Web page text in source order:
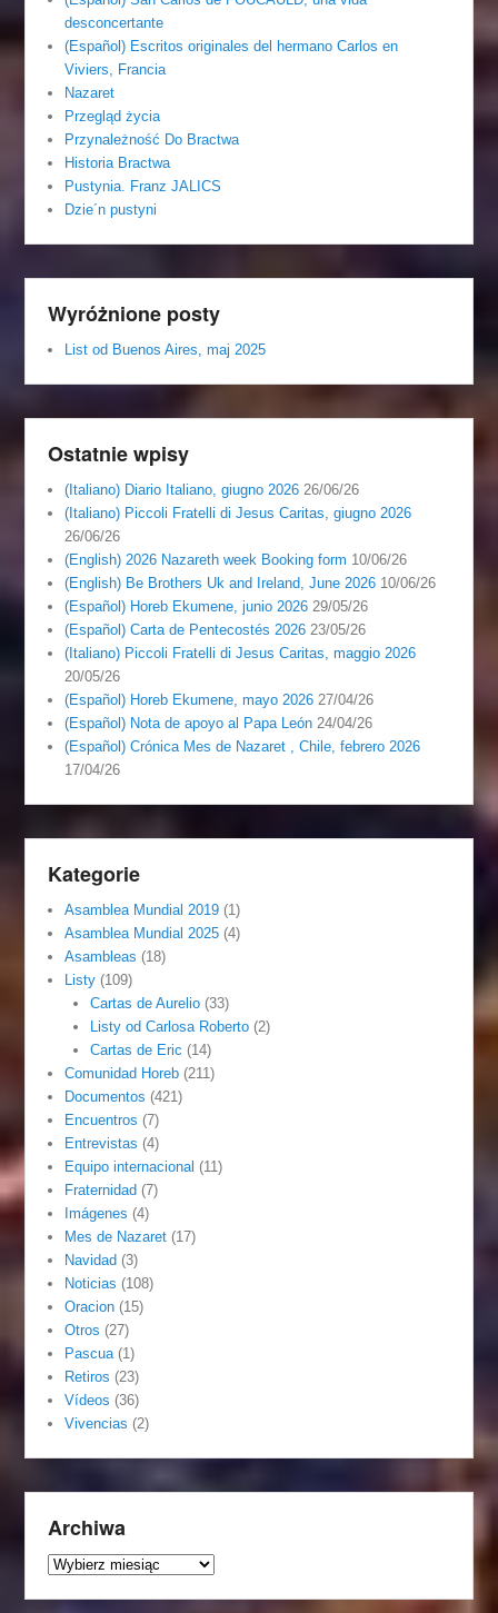
desconcertante
(Español) Escritos originales del hermano Carlos en
Viviers, Francia
Nazaret
Przegląd życia
Przynależność Do Bractwa
Historia Bractwa
Pustynia. Franz JALICS
Dzie´n pustyni
Wyróżnione posty
List od Buenos Aires, maj 2025
Ostatnie wpisy
(Italiano) Diario Italiano, giugno 2026 26/06/26
(Italiano) Piccoli Fratelli di Jesus Caritas, giugno 2026
26/06/26
(English) 2026 Nazareth week Booking form 10/06/26
(English) Be Brothers Uk and Ireland, June 2026 10/06/26
(Español) Horeb Ekumene, junio 2026 29/05/26
(Español) Carta de Pentecostés 2026 23/05/26
(Italiano) Piccoli Fratelli di Jesus Caritas, maggio 2026
20/05/26
(Español) Horeb Ekumene, mayo 2026 27/04/26
(Español) Nota de apoyo al Papa León 24/04/26
(Español) Crónica Mes de Nazaret , Chile, febrero 2026
17/04/26
Kategorie
Asamblea Mundial 2019 (1)
Asamblea Mundial 2025 (4)
Asambleas (18)
Listy (109)
Cartas de Aurelio(33)
Listy od Carlosa Roberto(2)
Cartas de Eric (14)
Comunidad Horeb (211)
Documentos (421)
Encuentros (7)
Entrevistas (4)
Equipo internacional (11)
Fraternidad (7)
Imágenes (4)
Mes de Nazaret (17)
Navidad (3)
Noticias (108)
Oracion (15)
Otros (27)
Pascua (1)
Retiros (23)
Vídeos (36)
Vivencias (2)
Archiwa
Archiwa